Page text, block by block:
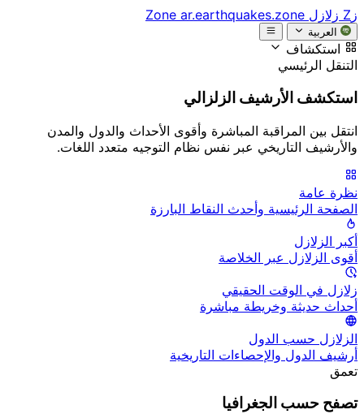
زZ زلازل Zone ar.earthquakes.zone
العربية
استكشاف
التنقل الرئيسي
استكشف الأرشيف الزلزالي
انتقل بين المراقبة المباشرة وأقوى الأحداث والدول والمدن
والأرشيف التاريخي عبر نفس نظام التوجيه متعدد اللغات.
نظرة عامة
الصفحة الرئيسية وأحدث النقاط البارزة
أكبر الزلازل
أقوى الزلازل عبر الخلاصة
زلازل في الوقت الحقيقي
أحداث حديثة وخريطة مباشرة
الزلازل حسب الدول
أرشيف الدول والإحصاءات التاريخية
تعمق
تصفح حسب الجغرافيا